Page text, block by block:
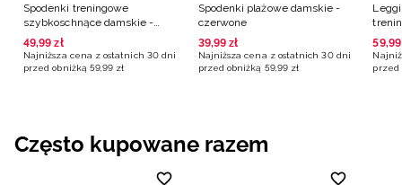
Spodenki treningowe
szybkoschnące damskie -
czerwone
49,99 zł
Najniższa cena z ostatnich 30 dni
przed obniżką 59,99 zł
Spodenki plażowe damskie -
czerwone
39,99 zł
Najniższa cena z ostatnich 30 dni
przed obniżką 59,99 zł
59,99
przed
Często kupowane razem